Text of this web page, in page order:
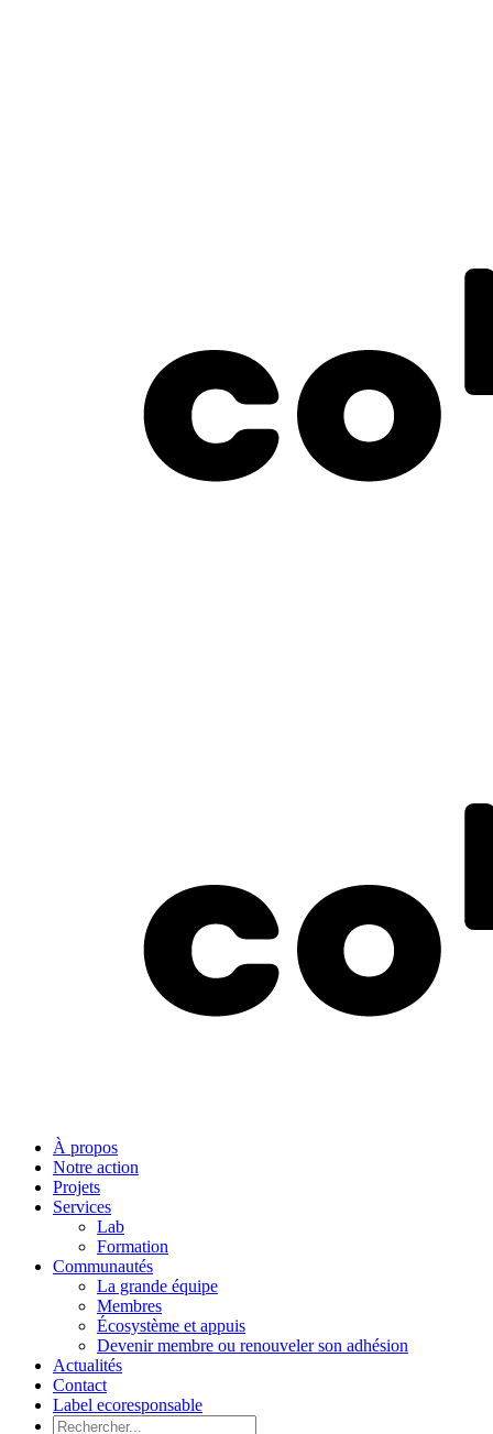
À propos
Notre action
Projets
Services
Lab
Formation
Communautés
La grande équipe
Membres
Écosystème et appuis
Devenir membre ou renouveler son adhésion
Actualités
Contact
Label ecoresponsable
Rechercher: